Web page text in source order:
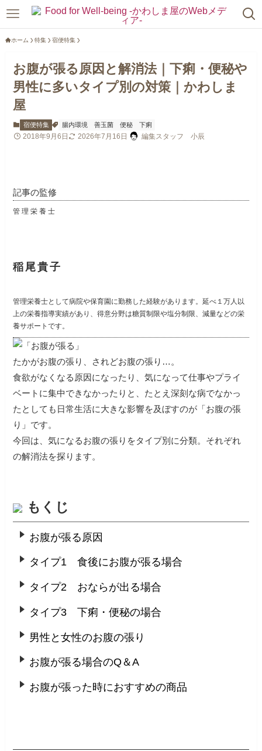
ホーム 特集 宿便特集
お腹が張る原因と解消法｜下痢・便秘や
男性に多いタイプ別の対策｜かわしま
屋
宿便特集 腸内環境 善玉菌 便秘 下痢
2018年9月6日 2026年7月16日 編集スタッフ 小辰
記事の監修
管理栄養士
稲尾貴子
管理栄養士として病院や保育園に勤務した経験があります。延べ１万人以
上の栄養指導実績があり、得意分野は糖質制限や塩分制限、減量などの栄
養サポートです。
たかがお腹の張り、されどお腹の張り…。
食欲がなくなる原因になったり、気になって仕事やプライ
ベートに集中できなかったりと、たとえ深刻な病でなかっ
たとしても日常生活に大きな影響を及ぼすのが「お腹の張
り」です。
今回は、気になるお腹の張りをタイプ別に分類。それぞれ
の解消法を探ります。
もくじ
お腹が張る原因
タイプ1 食後にお腹が張る場合
タイプ2 おならが出る場合
タイプ3 下痢・便秘の場合
男性と女性のお腹の張り
お腹が張る場合のQ＆A
お腹が張った時におすすめの商品